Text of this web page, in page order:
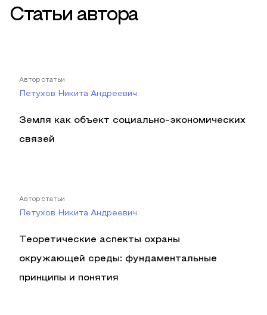
Статьи автора
Автор статьи
Петухов Никита Андреевич
Земля как объект социально-экономических
связей
Автор статьи
Петухов Никита Андреевич
Теоретические аспекты охраны
окружающей среды: фундаментальные
принципы и понятия